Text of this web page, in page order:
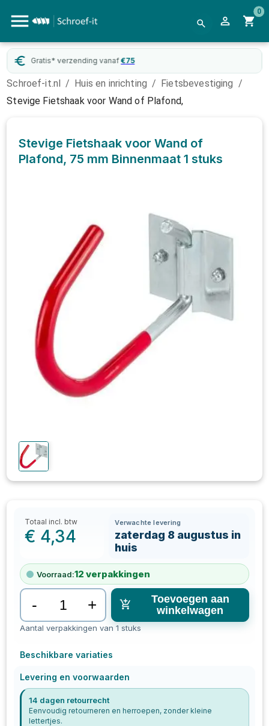
0
Gratis* verzending vanaf €75
Schroef-it.nl / Huis en inrichting / Fietsbevestiging /
Stevige Fietshaak voor Wand of Plafond,
Stevige Fietshaak voor Wand of
Plafond, 75 mm Binnenmaat 1 stuks
Totaal incl. btw
€ 4,34
Verwachte levering
zaterdag 8 augustus in
huis
Voorraad:12 verpakkingen
- +
Toevoegen aan
winkelwagen
Aantal verpakkingen van 1 stuks
Beschikbare variaties
Levering en voorwaarden
14 dagen retourrecht
Eenvoudig retourneren en herroepen, zonder kleine
lettertjes.